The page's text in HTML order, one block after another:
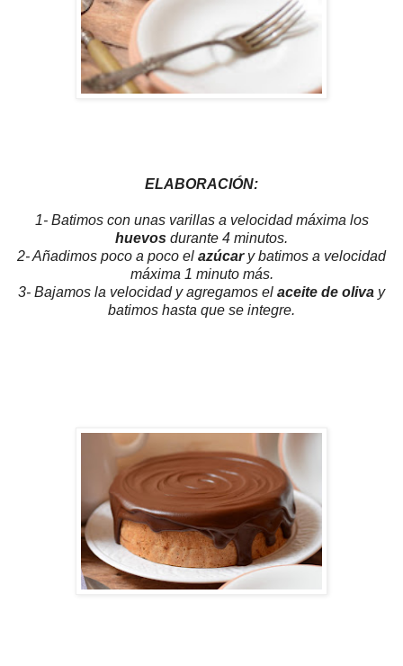
ELABORACIÓN:
1- Batimos con unas varillas a velocidad máxima los
huevos durante 4 minutos.
2- Añadimos poco a poco el azúcary batimos a velocidad
máxima 1 minuto más.
3- Bajamos la velocidad y agregamos el aceite de oliva y
batimos hasta que se integre.